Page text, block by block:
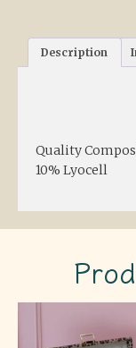
Description
Quality
10% Lyocell